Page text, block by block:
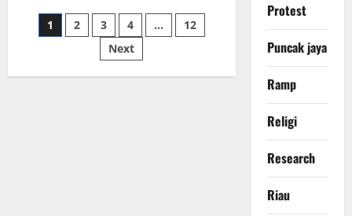
Sutan
Nasomal
Meminta
RI
Hukuman
Paginasi
1 2 3 4 …
12
Next
Protest
Puncak jaya
Ramp
Religi
Research
Riau